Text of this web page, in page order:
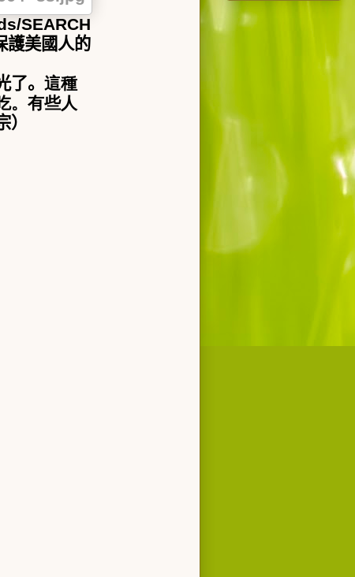
SEARCH
護美國人的
了。這種
。有些人
）